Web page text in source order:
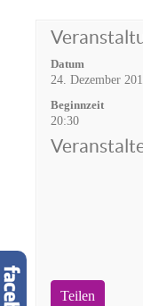
Datum
24. Dezember
Beginnzeit
20:30
Teilen